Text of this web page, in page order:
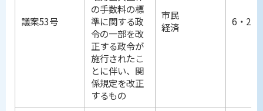
議案53号
の手数料の標
準に関する政
令の一部を改
正する政令が
施行されたこ
とに伴い、関
係規定を改正
するもの
市民
経済
6・25